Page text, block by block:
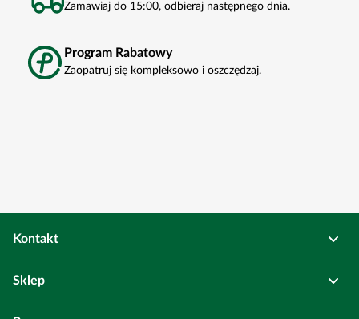
Zamawiaj do 15:00, odbieraj następnego dnia.
Program Rabatowy
Zaopatruj się kompleksowo i oszczędzaj.
Kontakt
Bierutów
Sklep